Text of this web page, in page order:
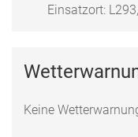
Einsatzort:
Keine